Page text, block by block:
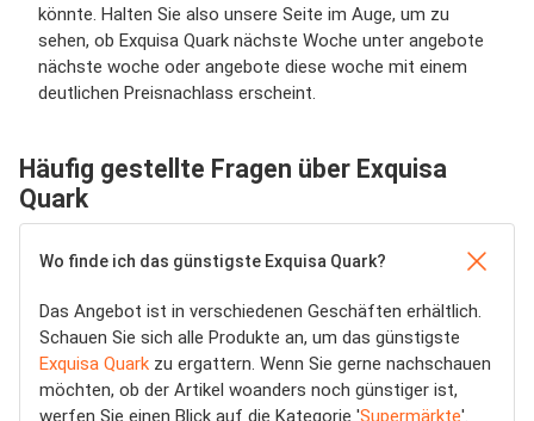
könnte. Halten Sie also unsere Seite im Auge, um zu
sehen, ob Exquisa Quark nächste Woche unter angebote
nächste woche oder angebote diese woche mit einem
deutlichen Preisnachlass erscheint.
Häufig gestellte Fragen über Exquisa
Quark
Wo finde ich das günstigste Exquisa Quark?
Das Angebot ist in verschiedenen Geschäften erhältlich.
Schauen Sie sich alle Produkte an, um das günstigste
Exquisa Quark zu ergattern. Wenn Sie gerne nachschauen
möchten, ob der Artikel woanders noch günstiger ist,
werfen Sie einen Blick auf die Kategorie 'Supermärkte'.